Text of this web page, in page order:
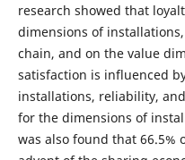
research showed that
dimensions of
chain, and on the value
satisfaction is influenced
installations, reliability,
for the dimensions of
was also found that 66.5%